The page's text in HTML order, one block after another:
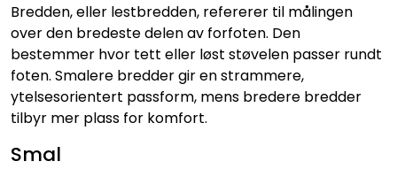
Bredden, eller lestbredden, refererer til målingen
over den bredeste delen av forfoten. Den
bestemmer hvor tett eller løst støvelen passer rundt
foten. Smalere bredder gir en strammere,
ytelsesorientert passform, mens bredere bredder
tilbyr mer plass for komfort.
Smal